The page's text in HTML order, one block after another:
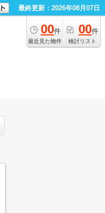
最終更新：2026年08月07日
00件
最近見た物件
00件
検討リスト